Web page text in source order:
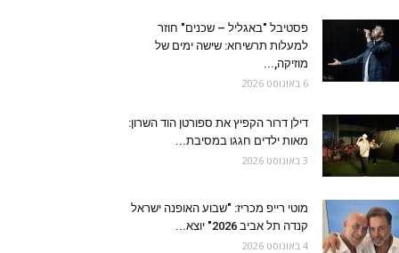
פסטיבל "באגליל – שכנים" חוזר
למעלות תרשיחא: שישה ימים של
מוזיקה,...
6 באוגוסט 2026
דילן דרור הקפיץ את ספורטן הוד השרון:
מאות ילדים חגגו במסיבת...
3 באוגוסט 2026
מוטי רייפ מכריז: "שבוע האופנה ישראל
קנדה תל אביב 2026" יוצא...
4 באוגוסט 2026